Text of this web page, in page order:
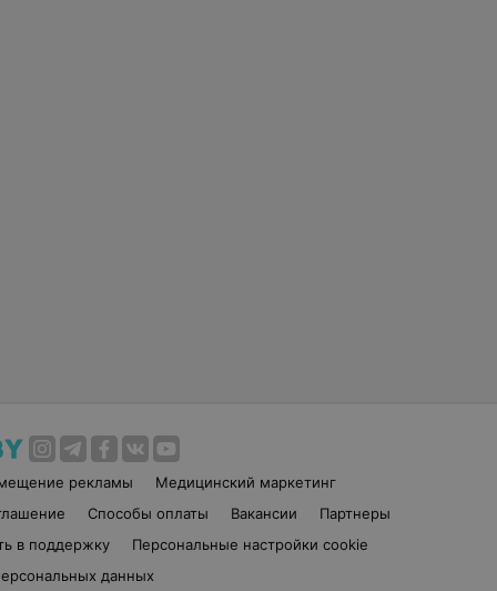
рекламы
Медицинский маркетинг
Способы оплаты Вакансии
Партнеры
в поддержку
Персональные настройки cookie
данных